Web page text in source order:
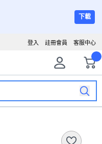
下載
客服中心
註冊會員
登入